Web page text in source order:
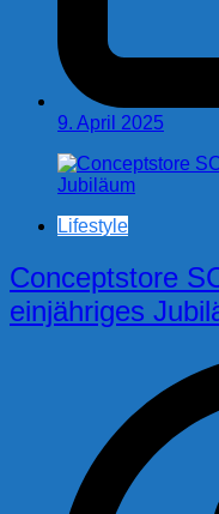
9. April 2025
Lifestyle
Conceptstore
einjähriges